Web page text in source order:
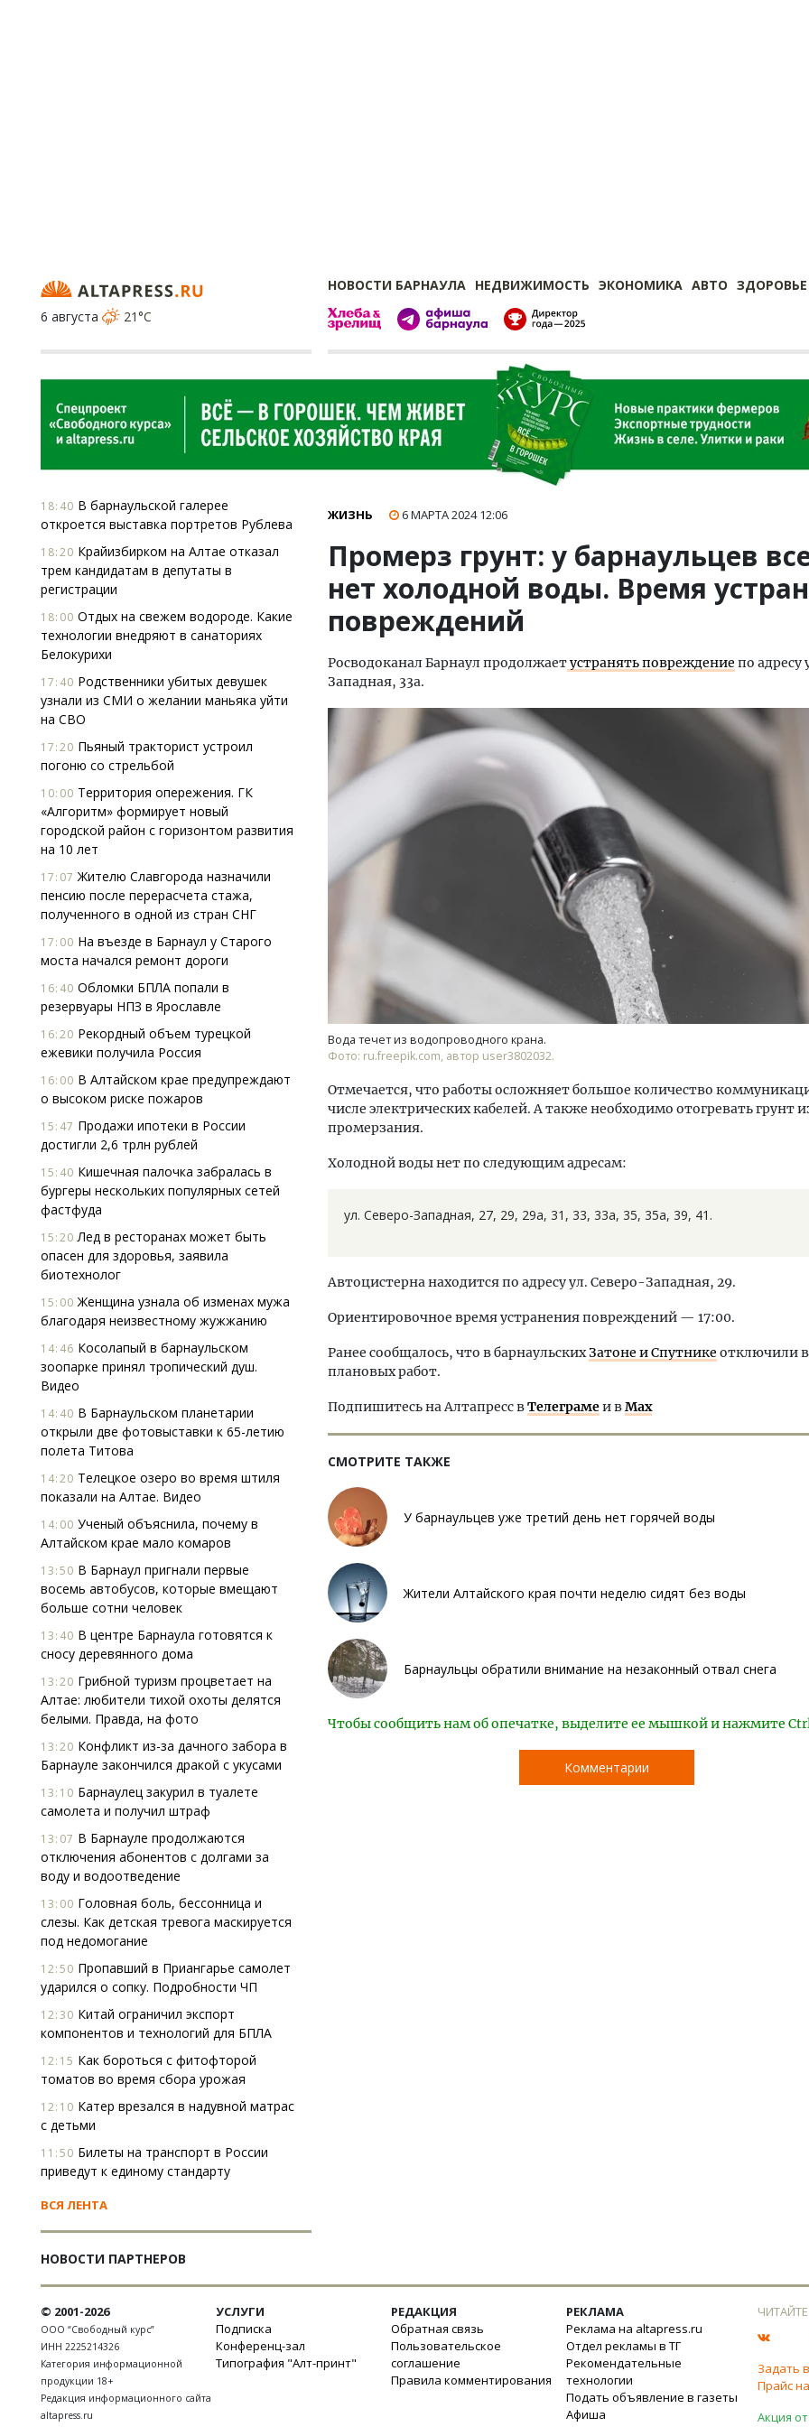
НОВОСТИ БАРНАУЛА НЕДВИЖИМОСТЬ ЭКОНОМИКА АВТО ЗДОРОВЬЕ
6 августа
21°C
18:40 В барнаульской галерее
откроется выставка портретов Рублева
18:20 Крайизбирком на Алтае отказал
трем кандидатам в депутаты в
регистрации
18:00 Отдых на свежем водороде. Какие
технологии внедряют в санаториях
Белокурихи
17:40 Родственники убитых девушек
узнали из СМИ о желании маньяка уйти
на СВО
17:20 Пьяный тракторист устроил
погоню со стрельбой
10:00 Территория опережения. ГК
«Алгоритм» формирует новый
городской район с горизонтом развития
на 10 лет
17:07 Жителю Славгорода назначили
пенсию после перерасчета стажа,
полученного в одной из стран СНГ
17:00 На въезде в Барнаул у Старого
моста начался ремонт дороги
16:40 Обломки БПЛА попали в
резервуары НПЗ в Ярославле
16:20 Рекордный объем турецкой
ежевики получила Россия
16:00 В Алтайском крае предупреждают
о высоком риске пожаров
15:47 Продажи ипотеки в России
достигли 2,6 трлн рублей
15:40 Кишечная палочка забралась в
бургеры нескольких популярных сетей
фастфуда
15:20 Лед в ресторанах может быть
опасен для здоровья, заявила
биотехнолог
15:00 Женщина узнала об изменах мужа
благодаря неизвестному жужжанию
14:46 Косолапый в барнаульском
зоопарке принял тропический душ.
Видео
14:40 В Барнаульском планетарии
открыли две фотовыставки к 65-летию
полета Титова
14:20 Телецкое озеро во время штиля
показали на Алтае. Видео
14:00 Ученый объяснила, почему в
Алтайском крае мало комаров
13:50 В Барнаул пригнали первые
восемь автобусов, которые вмещают
больше сотни человек
13:40 В центре Барнаула готовятся к
сносу деревянного дома
13:20 Грибной туризм процветает на
Алтае: любители тихой охоты делятся
белыми. Правда, на фото
13:20 Конфликт из-за дачного забора в
Барнауле закончился дракой с укусами
13:10 Барнаулец закурил в туалете
самолета и получил штраф
13:07 В Барнауле продолжаются
отключения абонентов с долгами за
воду и водоотведение
13:00 Головная боль, бессонница и
слезы. Как детская тревога маскируется
под недомогание
12:50 Пропавший в Приангарье самолет
ударился о сопку. Подробности ЧП
12:30 Китай ограничил экспорт
компонентов и технологий для БПЛА
12:15 Как бороться с фитофторой
томатов во время сбора урожая
12:10 Катер врезался в надувной матрас
с детьми
11:50 Билеты на транспорт в России
приведут к единому стандарту
ВСЯ ЛЕНТА
НОВОСТИ ПАРТНЕРОВ
ЖИЗНЬ 6 МАРТА 202412:06
Промерз грунт: у барнаульцев
нет холодной воды. Время
повреждений
Росводоканал Барнаул продолжаетустранять повреждение по адресу
Западная, 33а.
Вода течет из водопроводного крана.
Фото: ru.freepik.com, автор user3802032.
Отмечается, что работы осложняет большое количество
числе электрических кабелей. А также необходимо отогревать грунт
промерзания.
Холодной воды нет по следующим адресам:
ул. Северо-Западная, 27, 29, 29а, 31, 33, 33а, 35, 35а, 39, 41.
Автоцистерна находится по адресу ул. Северо-Западная, 29.
Ориентировочное время устранения повреждений — 17:00.
Ранее сообщалось, что в барнаульскихЗатоне и Спутнике отключили
плановых работ.
Подпишитесь на Алтапресс вТелеграмеи вMax
СМОТРИТЕ ТАКЖЕ
У барнаульцев уже третий день нет горячей воды
Жители Алтайского края почти неделю сидят без воды
Барнаульцы обратили внимание на незаконный отвал снега
Чтобы сообщить нам об опечатке, выделите ее мышкой и нажмите
Комментарии
Двухуровневые номера и вид на горы.
Каким будет новый бутик-отель
«Белкур» в Белокурихе
ДОМА И КВАРТИРЫ
Смелость архитектурных
Генеральный директор
ЗИАС — об эстетике
трендах в фасадах и
© 2001-2026
ООО “Свободный курс”
ИНН 2225214326
Категория информационной
продукции 18+
Редакция информационного сайта
altapress.ru
УСЛУГИ
Подписка
Конференц-зал
Типография "Алт-принт"
РЕДАКЦИЯ
Обратная связь
Пользовательское
соглашение
Правила комментирования
РЕКЛАМА
Реклама на altapress.ru
Отдел рекламы в ТГ
Рекомендательные
технологии
Подать объявление в газеты
Афиша
Задать
Прайс
Акция